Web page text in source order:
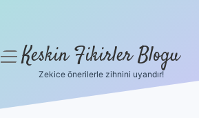
menüyüKeskin Fikirler Blogu
Zekice önerilerle zihnini uyandır!